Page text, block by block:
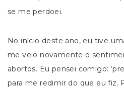
se me perdoei.
No início deste ano, eu tive
me veio novamente o
abortos. Eu pensei comigo:
para me redimir do que eu fiz.